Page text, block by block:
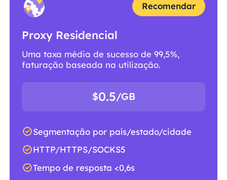
Recomendar
Proxy Residencial
Uma taxa média de sucesso de 99,5%,
faturação baseada na utilização.
$0.5/GB
Segmentação por país/estado/cidade
HTTP/HTTPS/SOCKS5
Tempo de resposta <0,6s